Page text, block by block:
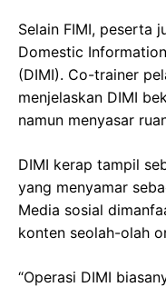
Selain FIMI, peserta
Domestic
(DIMI). Co-trainer
menjelaskan DIMI
namun menyasar
DIMI kerap tampil
yang menyamar
Media sosial
konten seolah-olah
“Operasi DIMI